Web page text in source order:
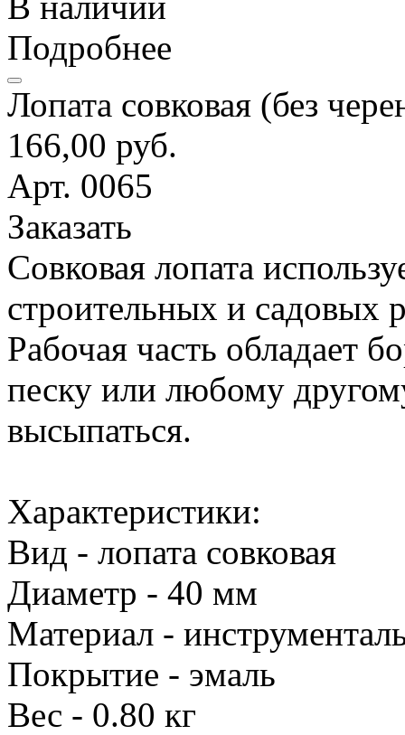
Подробнее
Лопата совковая (без
166,00 руб.
Арт. 0065
Заказать
Совковая лопата
строительных и садовых
Рабочая часть обладает
песку или любому
высыпаться.
Характеристики:
Вид - лопата совковая
Диаметр - 40 мм
Материал -
Покрытие - эмаль
Вес - 0.80 кг